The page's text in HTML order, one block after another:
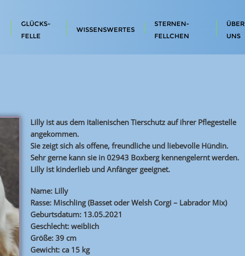
GLÜCKS-
FELLE
WISSENSWERTES
STERNEN-
FELLCHEN
ÜBER
UNS
Lilly ist aus dem italienischen Tierschutz auf ihrer Pflegestelle
angekommen.
Sie zeigt sich als offene, freundliche und liebevolle Hündin.
Sehr gerne kann sie in 02943 Boxberg kennengelernt werden.
Lilly ist kinderlieb und Anfänger geeignet.
Name: Lilly
Rasse: Mischling (Basset oder Welsh Corgi – Labrador Mix)
Geburtsdatum: 13.05.2021
Geschlecht: weiblich
Größe: 39 cm
Gewicht: ca 15 kg